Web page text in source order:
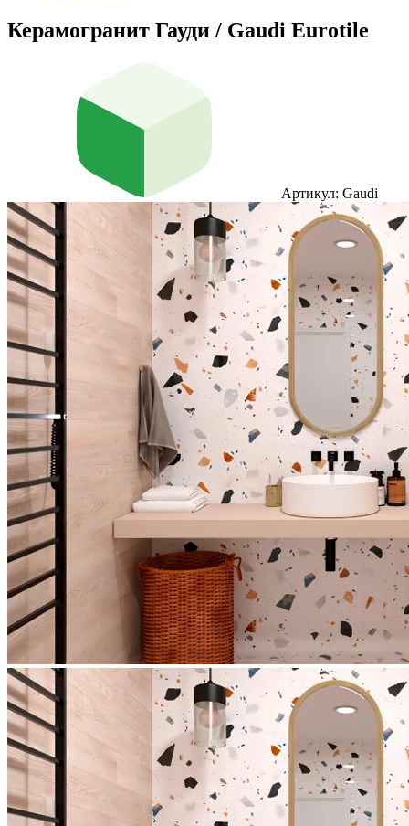
Керамогранит Гауди / Gaudi Eurotile
Артикул: Gaudi